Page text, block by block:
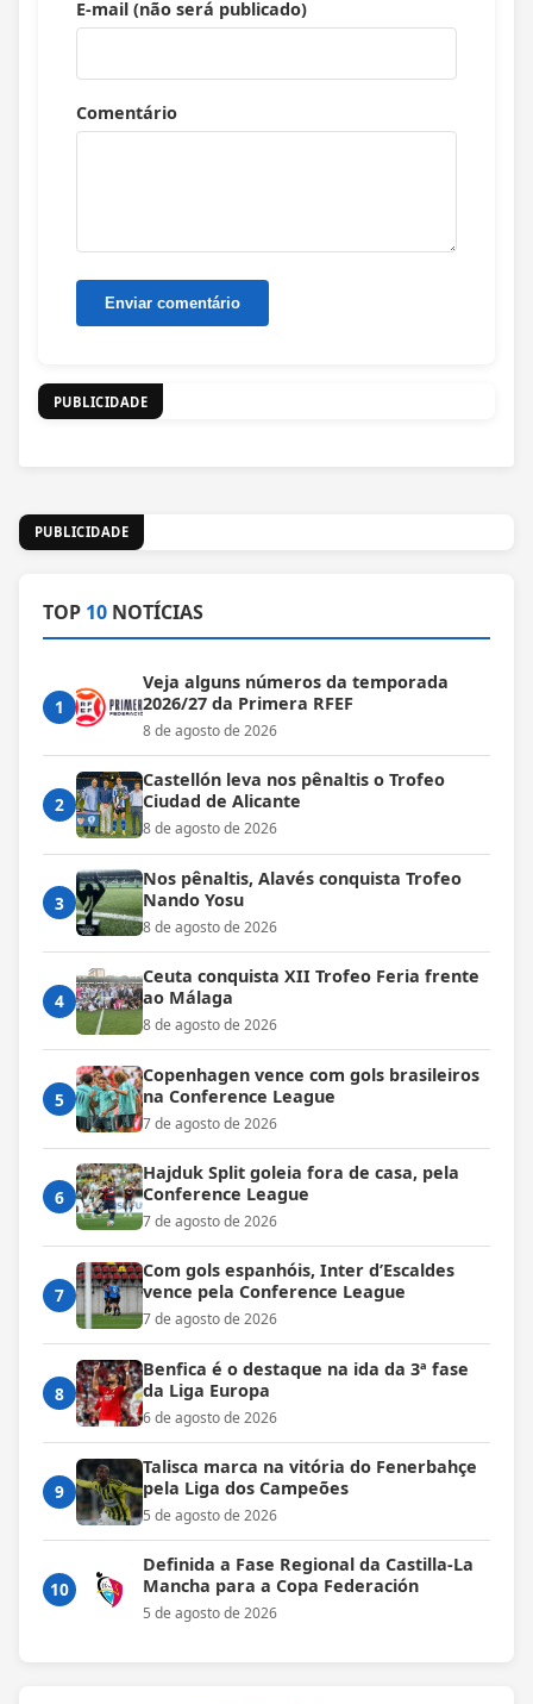
E-mail (não será publicado)
Comentário
PUBLICIDADE
PUBLICIDADE
TOP 10 NOTÍCIAS
1
Veja alguns números da temporada
2026/27 da Primera RFEF
8 de agosto de 2026
2
Castellón leva nos pênaltis o Trofeo
Ciudad de Alicante
8 de agosto de 2026
3
Nos pênaltis, Alavés conquista Trofeo
Nando Yosu
8 de agosto de 2026
4
Ceuta conquista XII Trofeo Feria frente
ao Málaga
8 de agosto de 2026
5
Copenhagen vence com gols brasileiros
na Conference League
7 de agosto de 2026
6
Hajduk Split goleia fora de casa, pela
Conference League
7 de agosto de 2026
7
Com gols espanhóis, Inter d’Escaldes
vence pela Conference League
7 de agosto de 2026
8
Benfica é o destaque na ida da 3ª fase
da Liga Europa
6 de agosto de 2026
9
Talisca marca na vitória do Fenerbahçe
pela Liga dos Campeões
5 de agosto de 2026
10
Definida a Fase Regional da Castilla-La
Mancha para a Copa Federación
5 de agosto de 2026